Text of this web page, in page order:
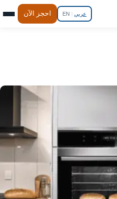
عربي |
EN احجز الآن